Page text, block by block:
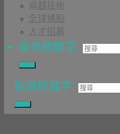
卓越技術
全球據點
人才招募
搜尋關鍵字:
搜尋關鍵字: